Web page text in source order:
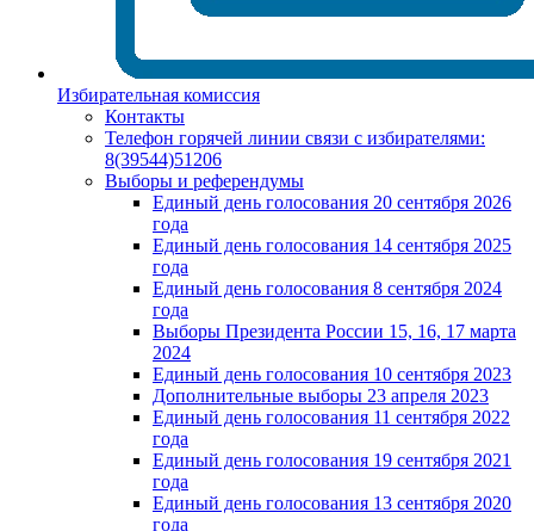
Избирательная комиссия
Контакты
Телефон горячей линии связи с избирателями:
8(39544)51206
Выборы и референдумы
Единый день голосования 20 сентября 2026
года
Единый день голосования 14 сентября 2025
года
Единый день голосования 8 сентября 2024
года
Выборы Президента России 15, 16, 17 марта
2024
Единый день голосования 10 сентября 2023
Дополнительные выборы 23 апреля 2023
Единый день голосования 11 сентября 2022
года
Единый день голосования 19 сентября 2021
года
Единый день голосования 13 сентября 2020
года